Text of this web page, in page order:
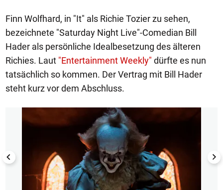
Finn Wolfhard, in "It" als Richie Tozier zu sehen,
bezeichnete "Saturday Night Live"-Comedian Bill
Hader als persönliche Idealbesetzung des älteren
Richies. Laut "Entertainment Weekly" dürfte es nun
tatsächlich so kommen. Der Vertrag mit Bill Hader
steht kurz vor dem Abschluss.
1/17